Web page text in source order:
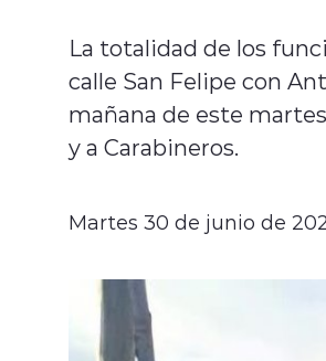
La totalidad de los
calle San Felipe con
mañana de este
y a Carabineros.
Martes 30 de junio de